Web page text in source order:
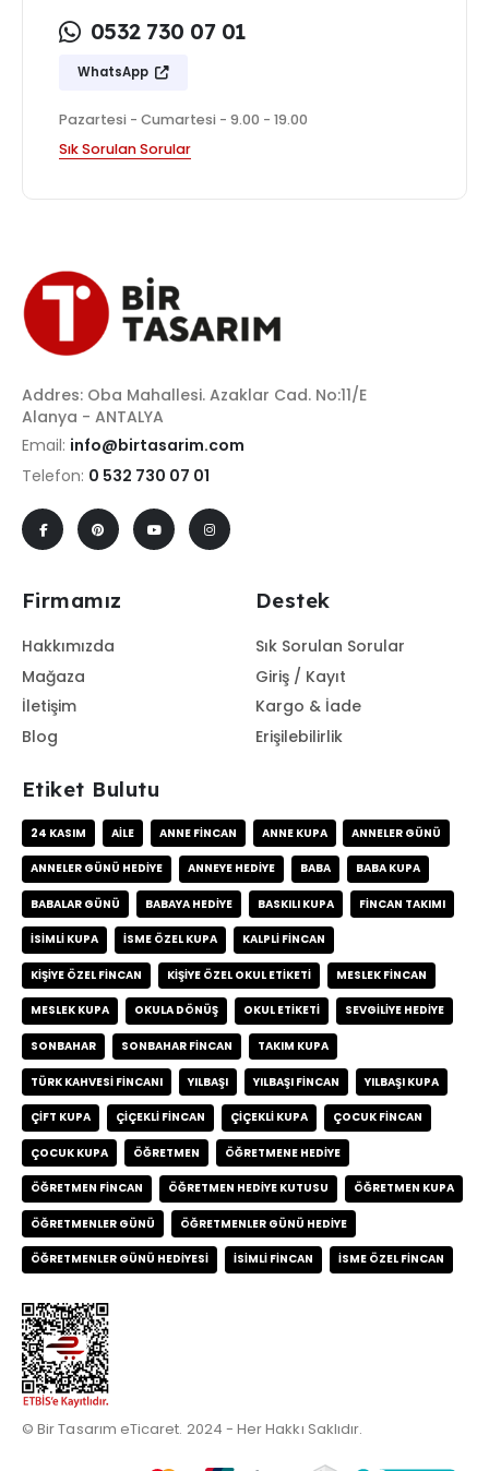
0532 730 07 01
WhatsApp
Pazartesi - Cumartesi - 9.00 - 19.00
Sık Sorulan Sorular
Addres: Oba Mahallesi. Azaklar Cad. No:11/E
Alanya - ANTALYA
Email: info@birtasarim.com
Telefon: 0 532 730 07 01
Firmamız
Hakkımızda
Mağaza
İletişim
Blog
Destek
Sık Sorulan Sorular
Giriş / Kayıt
Kargo & İade
Erişilebilirlik
Etiket Bulutu
24 KASIM AILE ANNE FINCAN ANNE KUPA ANNELER GÜNÜ
ANNELER GÜNÜ HEDIYE ANNEYE HEDIYE BABA BABA KUPA
BABALAR GÜNÜ BABAYA HEDIYE BASKILI KUPA FINCAN TAKIMI
ISIMLI KUPA ISME ÖZEL KUPA KALPLI FINCAN
KIŞIYE ÖZEL FINCAN KIŞIYE ÖZEL OKUL ETIKETI MESLEK FINCAN
MESLEK KUPA OKULA DÖNÜŞ OKUL ETIKETI SEVGILIYE HEDIYE
SONBAHAR SONBAHAR FINCAN TAKIM KUPA
TÜRK KAHVESI FINCANI YILBAŞI YILBAŞI FINCAN YILBAŞI KUPA
ÇIFT KUPA ÇIÇEKLI FINCAN ÇIÇEKLI KUPA ÇOCUK FINCAN
ÇOCUK KUPA ÖĞRETMEN ÖĞRETMENE HEDIYE
ÖĞRETMEN FINCAN ÖĞRETMEN HEDIYE KUTUSU ÖĞRETMEN KUPA
ÖĞRETMENLER GÜNÜ ÖĞRETMENLER GÜNÜ HEDIYE
ÖĞRETMENLER GÜNÜ HEDIYESI İSIMLI FINCAN İSME ÖZEL FINCAN
© Bir Tasarım eTicaret. 2024 - Her Hakkı Saklıdır.